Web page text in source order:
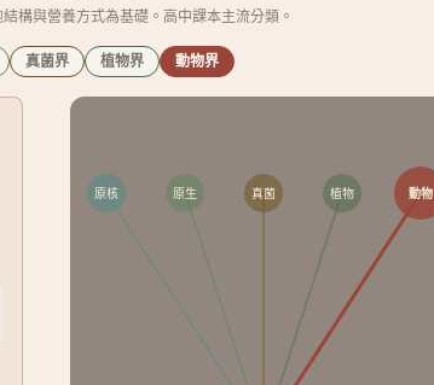
結構與營養方式為基礎。高中課本主流分類。
真菌界 植物界 動物界
原核 原生 真菌 植物 動物